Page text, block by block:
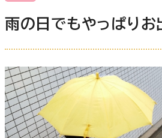
雨の日でもやっぱりお